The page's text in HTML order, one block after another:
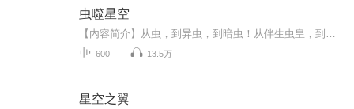
虫噬星空
600 13.5万
星空之翼